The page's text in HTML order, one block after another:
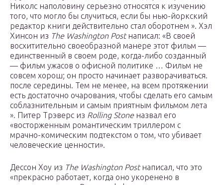
Николс наполовину серьезно относятся к изучению
того, что могло бы случиться, если бы нью-йоркский
редактор книги действительно стал оборотнем ». Хэл
Хинсон из The Washington Postнаписал: «В своей
восхитительно своеобразной манере этот фильм —
единственный в своем роде, когда-либо созданный
— фильм ужасов о офисной политике … Фильм не
совсем хорош; он просто начинает разворачиваться.
после середины. Тем не менее, на всем протяжении
есть достаточно очарования, чтобы сделать его самым
соблазнительным и самым приятным фильмом лета
». Питер Трэверс из Rolling Stoneназвал его
«восторженным романтическим триллером с
мрачно-комическим подтекстом о том, что убивает
человеческие ценности».
Дессон Хоу из The Washington Postнаписал, что это
«прекрасно работает, когда оно укоренено в